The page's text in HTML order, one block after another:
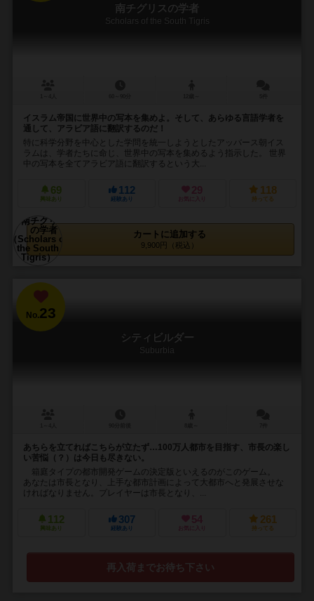
南チグリスの学者
Scholars of the South Tigris
イスラム帝国に世界中の写本を集めよ。そして、あらゆる言語学者を
通して、アラビア語に翻訳するのだ！
特に科学分野を中心とした学問を統一しようとしたアッバース朝イス
ラムは、学者たちに命じ、世界中の写本を集めるよう指示した。 世界
中の写本を全てアラビア語に翻訳するという大...
69
興味あり
112
経験あり
29
お気に入り
118
持ってる
カートに追加する
9,900円（税込）
No.23
シティビルダー
Suburbia
あちらを立てればこちらが立たず…100万人都市を目指す、市長の楽し
い苦悩（？）は今日も尽きない。
箱庭タイプの都市開発ゲームの決定版といえるのがこのゲーム。
あなたは市長となり、上手な都市計画によって大都市へと発展させな
ければなりません。プレイヤーは市長となり、...
112
興味あり
307
経験あり
54
お気に入り
261
持ってる
再入荷までお待ち下さい